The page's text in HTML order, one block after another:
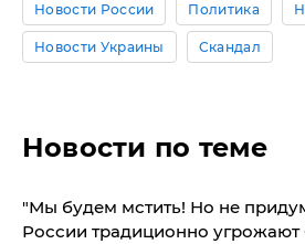
Новости России Политика
Новости Украины Скандал
Новости по теме
"Мы будем мстить! Но не
России традиционно